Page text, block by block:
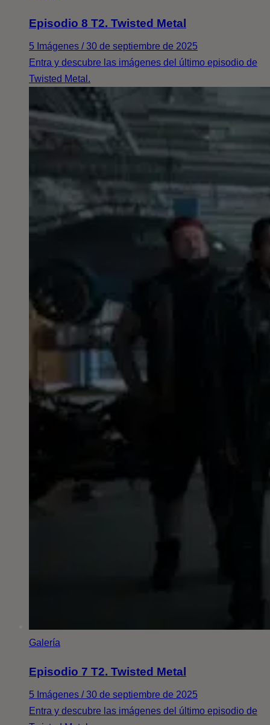
Episodio 8 T2. Twisted Metal
5 Imágenes / 30 de septiembre de 2025
Entra y descubre las imágenes del último episodio de
Twisted Metal.
Galería
Episodio 7 T2. Twisted Metal
5 Imágenes / 30 de septiembre de 2025
Entra y descubre las imágenes del último episodio de